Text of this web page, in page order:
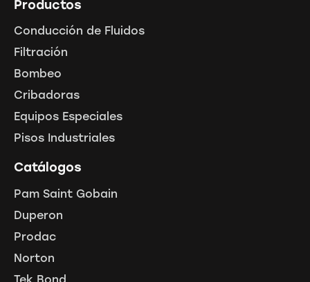
Productos
Conducción de Fluidos
Filtración
Bombeo
Cribadoras
Equipos Especiales
Pisos Industriales
Catálogos
Pam Saint Gobain
Duperon
Prodac
Norton
Tek Bond